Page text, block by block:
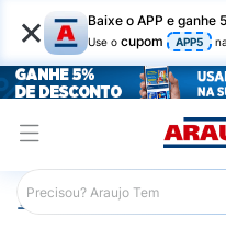
× Baixe o APP e ganhe
Use o cupom APP5
Araujo Medicamentos